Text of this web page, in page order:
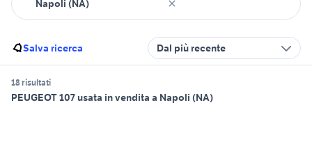
Salva ricerca Dal più recente
18 risultati
PEUGEOT 107 usata in vendita a Napoli (NA)